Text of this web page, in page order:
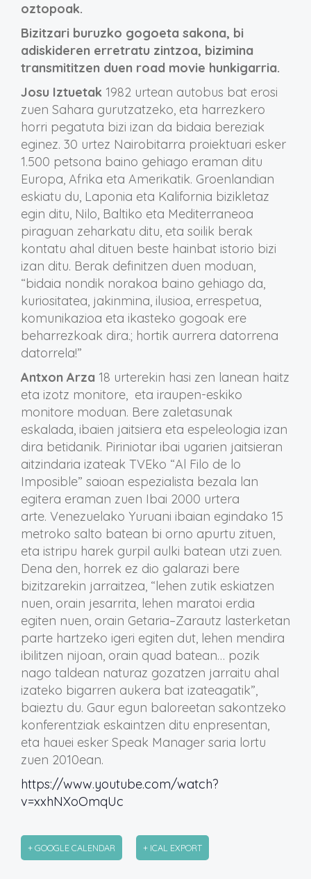
oztopoak.
Bizitzari buruzko gogoeta sakona, bi
adiskideren erretratu zintzoa, bizimina
transmititzen duen road movie hunkigarria.
Josu Iztuetak 1982 urtean autobus bat erosi
zuen Sahara gurutzatzeko, eta harrezkero
horri pegatuta bizi izan da bidaia bereziak
eginez. 30 urtez Nairobitarra proiektuari esker
1.500 petsona baino gehiago eraman ditu
Europa, Afrika eta Amerikatik. Groenlandian
eskiatu du, Laponia eta Kalifornia bizikletaz
egin ditu, Nilo, Baltiko eta Mediterraneoa
piraguan zeharkatu ditu, eta soilik berak
kontatu ahal dituen beste hainbat istorio bizi
izan ditu. Berak definitzen duen moduan,
“bidaia nondik norakoa baino gehiago da,
kuriositatea, jakinmina, ilusioa, errespetua,
komunikazioa eta ikasteko gogoak ere
beharrezkoak dira.; hortik aurrera datorrena
datorrela!”
Antxon Arza 18 urterekin hasi zen lanean haitz
eta izotz monitore, eta iraupen-eskiko
monitore moduan. Bere zaletasunak
eskalada, ibaien jaitsiera eta espeleologia izan
dira betidanik. Piriniotar ibai ugarien jaitsieran
aitzindaria izateak TVEko “Al Filo de lo
Imposible” saioan espezialista bezala lan
egitera eraman zuen Ibai 2000 urtera
arte. Venezuelako Yuruani ibaian egindako 15
metroko salto batean bi orno apurtu zituen,
eta istripu harek gurpil aulki batean utzi zuen.
Dena den, horrek ez dio galarazi bere
bizitzarekin jarraitzea, “lehen zutik eskiatzen
nuen, orain jesarrita, lehen maratoi erdia
egiten nuen, orain Getaria–Zarautz lasterketan
parte hartzeko igeri egiten dut, lehen mendira
ibilitzen nijoan, orain quad batean… pozik
nago taldean naturaz gozatzen jarraitu ahal
izateko bigarren aukera bat izateagatik”,
baieztu du. Gaur egun baloreetan sakontzeko
konferentziak eskaintzen ditu enpresentan,
eta hauei esker Speak Manager saria lortu
zuen 2010ean.
https://www.youtube.com/watch?
v=xxhNXoOmqUc
+ GOOGLE CALENDAR + ICAL EXPORT